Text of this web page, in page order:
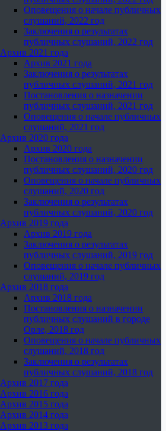
Оповещения о начале публичных
слушаний, 2022 год
Заключения о результатах
публичных слушаний, 2022 год
Архив 2021 года
Архив 2021 года
Заключения о результатах
публичных слушаний, 2021 год
Постановления о назначении
публичных слушаний, 2021 год
Оповещения о начале публичных
слушаний, 2021 год
Архив 2020 года
Архив 2020 года
Постановления о назначении
публичных слушаний, 2020 год
Оповещения о начале публичных
слушаний, 2020 год
Заключения о результатах
публичных слушаний, 2020 год
Архив 2019 года
Архив 2019 года
Заключения о результатах
публичных слушаний, 2019 год
Оповещения о начале публичных
слушаний, 2019 год
Архив 2018 года
Архив 2018 года
Постановления о назначении
публичных слушаний в городе
Орле, 2018 год
Оповещения о начале публичных
слушаний, 2018 год
Заключения о результатах
публичных слушаний, 2018 год
Архив 2017 года
Архив 2016 года
Архив 2015 года
Архив 2014 года
Архив 2013 года